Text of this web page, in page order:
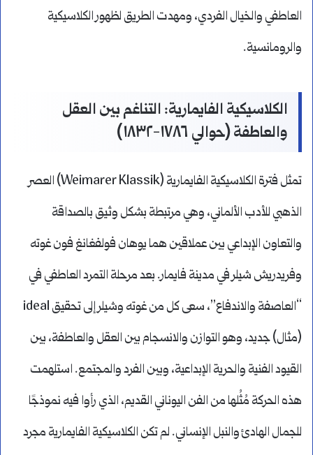
العاطفي والخيال الفردي، ومهدت الطريق لظهور الكلاسيكية
والرومانسية.
الكلاسيكية الفايمارية: التناغم بين العقل
والعاطفة (حوالي ١٧٨٦-١٨٣٢)
تمثل فترة الكلاسيكية الفايمارية (Weimarer Klassik) العصر
الذهبي للأدب الألماني، وهي مرتبطة بشكل وثيق بالصداقة
والتعاون الإبداعي بين عملاقين هما يوهان فولفغانغ فون غوته
وفريدريش شيلر في مدينة فايمار. بعد مرحلة التمرد العاطفي في
“العاصفة والاندفاع”، سعى كل من غوته وشيلر إلى تحقيق ideal
(مثال) جديد، وهو التوازن والانسجام بين العقل والعاطفة، بين
القيود الفنية والحرية الإبداعية، وبين الفرد والمجتمع. استلهمت
هذه الحركة مُثُلها من الفن اليوناني القديم، الذي رأوا فيه نموذجًا
للجمال الهادئ والنبل الإنساني. لم تكن الكلاسيكية الفايمارية مجرد